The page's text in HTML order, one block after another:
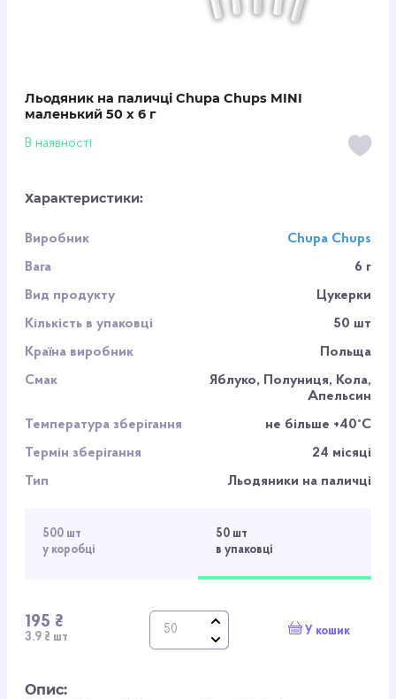
Льодяник на паличці Chupa Chups MINI
маленький 50 х 6 г
В наявності
Характеристики:
Виробник
Chupa Chups
Вага
6 г
Вид продукту
Цукерки
Кількість в упаковці
50 шт
Країна виробник
Польща
Смак
Яблуко, Полуниця, Кола,
Апельсин
Температура зберігання
не більше +40°С
Термін зберігання
24 місяці
Тип
Льодяники на паличці
500 шт
у коробці
50 шт
в упаковці
195 ₴
3.9 ₴ шт У кошик
Опис: